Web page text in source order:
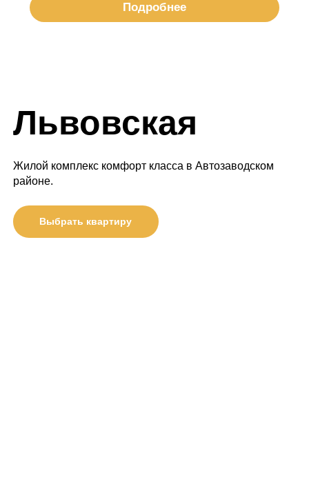
Подробнее
Львовская
Жилой комплекс комфорт класса в Автозаводском
районе.
Выбрать квартиру